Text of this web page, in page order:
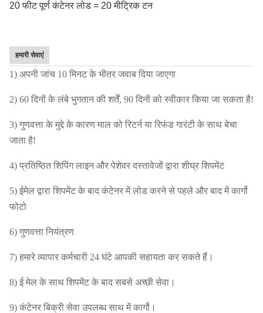
20 फीट पूर्ण कंटेनर लोड = 20 मीट्रिक टन
हमारी सेवाएं
1) अपनी जांच 10 मिनट के भीतर जवाब दिया जाएगा
2) 60 दिनों के लंबे भुगतान की शर्तें, 90 दिनों को स्वीकार किया जा सकता है!
3) गुणवत्ता के मुद्दे के कारण माल को रिटर्न या रिफंड गारंटी के साथ बेचा
जाता है!
4) प्रतिष्ठित शिपिंग लाइन और पेशेवर दस्तावेजों द्वारा शीघ्र शिपमेंट
5) ईमेल द्वारा शिपमेंट के बाद कंटेनर में लोड करने से पहले और बाद में कार्गो
फोटो
6) गुणवत्ता नियंत्रण
7) हमारे व्यापार कर्मचारी 24 घंटे आपकी सहायता कर सकते हैं।
8) ई मेल के साथ शिपमेंट के बाद सबसे अच्छी सेवा।
9) कंटेनर बिक्री सेवा उपलब्ध साथ में कार्गो।